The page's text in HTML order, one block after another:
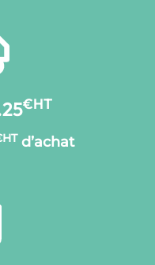
€HT
d’achat